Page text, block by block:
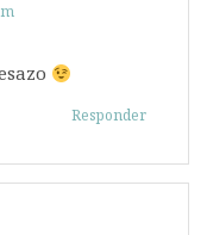
Responder